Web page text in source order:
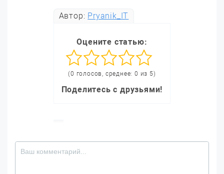
Автор: Pryanik_IT
Оцените статью:
(0 голосов, среднее: 0 из 5)
Поделитесь с друзьями!